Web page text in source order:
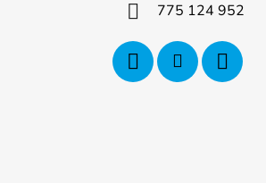
775 124 952